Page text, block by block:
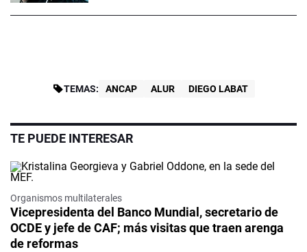
TEMAS: ANCAP ALUR DIEGO LABAT
TE PUEDE INTERESAR
Organismos multilaterales
Vicepresidenta del Banco Mundial, secretario de
OCDE y jefe de CAF; más visitas que traen arenga
de reformas